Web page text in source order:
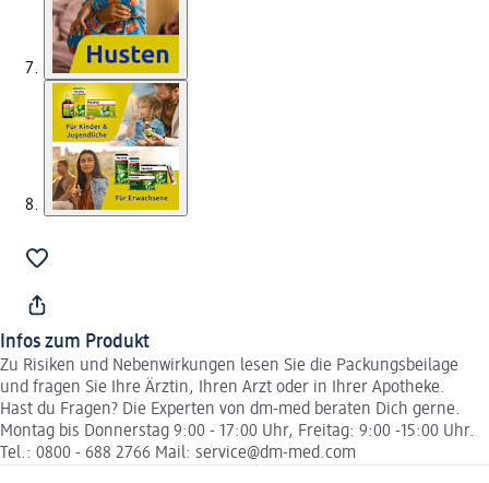
Infos zum Produkt
Zu Risiken und Nebenwirkungen lesen Sie die Packungsbeilage
und fragen Sie Ihre Ärztin, Ihren Arzt oder in Ihrer Apotheke.
Hast du Fragen? Die Experten von dm-med beraten Dich gerne.
Montag bis Donnerstag 9:00 - 17:00 Uhr, Freitag: 9:00 -15:00 Uhr.
Tel.: 0800 - 688 2766 Mail: service@dm-med.com